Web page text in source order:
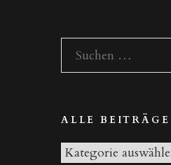
Suchen
nach:
ALLE BEITRÄGE
Alle